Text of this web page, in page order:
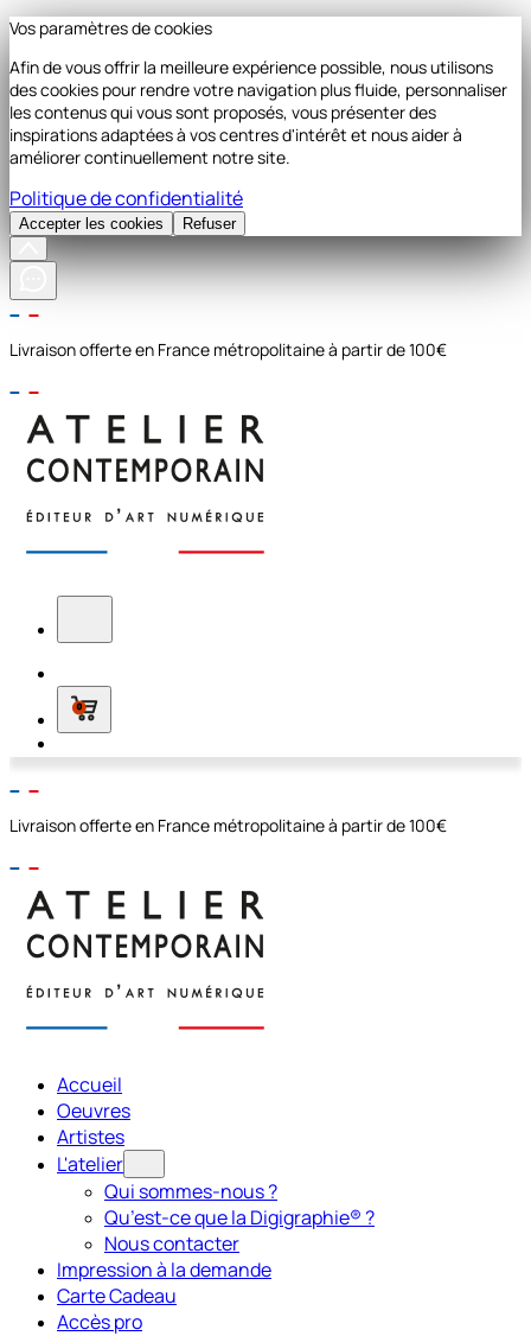
Vos paramètres de cookies
Afin de vous offrir la meilleure expérience possible, nous utilisons
des cookies pour rendre votre navigation plus fluide, personnaliser
les contenus qui vous sont proposés, vous présenter des
inspirations adaptées à vos centres d'intérêt et nous aider à
améliorer continuellement notre site.
Politique de confidentialité
Accepter les cookies Refuser
Livraison offerte en France métropolitaine à partir de 100€
0
Livraison offerte en France métropolitaine à partir de 100€
Accueil
Oeuvres
Artistes
L'atelier
Qui sommes-nous ?
Qu’est-ce que la Digigraphie® ?
Nous contacter
Impression à la demande
Carte Cadeau
Accès pro